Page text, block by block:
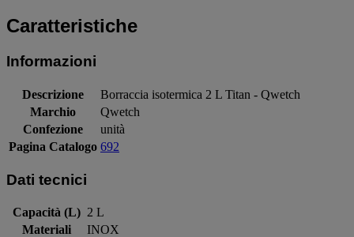
Caratteristiche
Informazioni
Descrizione
Borraccia isotermica 2 L Titan - Qwetch
Marchio
Qwetch
Confezione
unità
Pagina Catalogo 692
Dati tecnici
Capacità (L) 2 L
Materiali
INOX